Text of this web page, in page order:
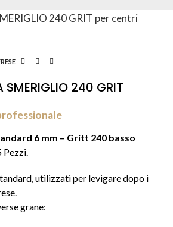
SMERIGLIO 240 GRIT
6 mm – Gritt 240 basso
Pezzi.
utilizzati per levigare dopo i
grane: